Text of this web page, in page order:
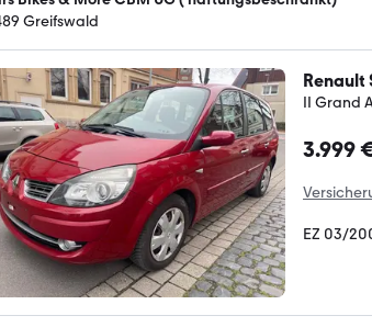
Greifswald
Renault
II Grand
3.999
EZ 03/